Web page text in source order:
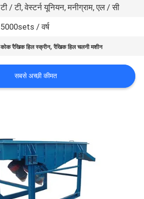
टी / टी, वेस्टर्न यूनियन, मनीग्राम, एल / सी
5000sets / वर्ष
कोक रैखिक हिल स्क्रीन,रैखिक हिल चलनी मशीन
सबसे अच्छी कीमत